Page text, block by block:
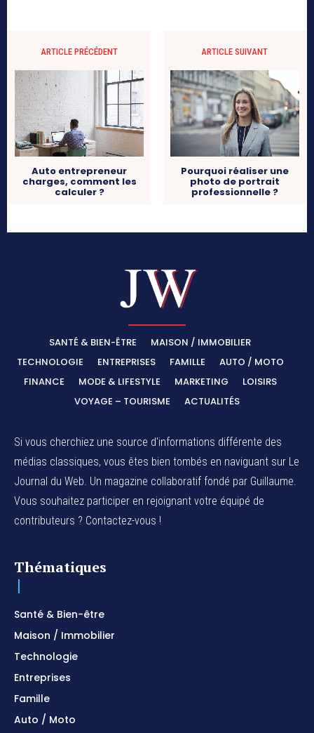
ARTICLE PRÉCÉDENT
Auto entrepreneur
charges, comment les
calculer ?
ARTICLE SUIVANT
Pourquoi réaliser une
photo de portrait
professionnelle ?
SANTÉ & BIEN-ÊTRE
MAISON / IMMOBILIER
TECHNOLOGIE
ENTREPRISES FAMILLE
AUTO / MOTO
FINANCE
MODE & LIFESTYLE MARKETING
LOISIRS
VOYAGE – TOURISME
ACTUALITÉS
Si vous cherchiez une source d'informations différente des
médias classiques, vous êtes bien tombés en naviguant sur Le
Journal du Web. Un magazine collaboratif fondé par Guillaume.
Vous souhaitez participer en rejoignant votre équipé de
contributeurs ? Contactez-vous !
Thématiques
Santé & Bien-être
Maison / Immobilier
Technologie
Entreprises
Famille
Auto / Moto